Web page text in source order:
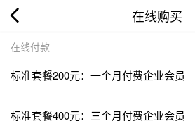
在线购买
在线付款
标准套餐200元：一个月付费企业会员
标准套餐400元：三个月付费企业会员